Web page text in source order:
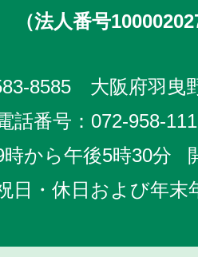
（法人番号
8585 大阪府羽曳
話番号： 072-958-
から午後5時30分
祝日・休日および年